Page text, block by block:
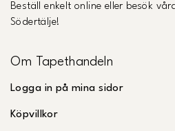
Beställ enkelt online eller besök
Södertälje!
Om Tapethandeln
Logga in på mina sidor
Köpvillkor